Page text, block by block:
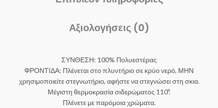
Αξιολογήσεις (0)
ΣΥΝΘΕΣΗ: 100% Πολυεστέρας
ΦΡΟΝΤΙΔΑ: Πλένεται στο πλυντήριο σε κρύο νερό, ΜΗΝ
χρησιμοποιείτε στεγνωτήριο, αφήστε να στεγνώσει στη σκια.
Μέγιστη θερμοκρασία σιδερώματος 110º.
Πλένετε με παρόμοια χρώματα.